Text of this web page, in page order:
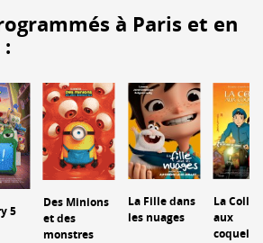
à Paris et en
5
Des Minions
et des
monstres
La Fille dans
les nuages
La
aux